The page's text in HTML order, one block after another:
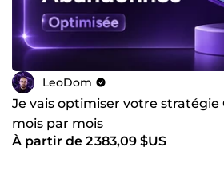
LeoDom
Je vais optimiser votre stratégie
mois par mois
À partir de 2 383,09 $US